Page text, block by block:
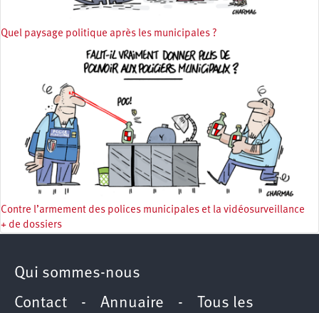
Quel paysage politique après les municipales ?
Contre l’armement des polices municipales et la vidéosurveillance
+ de dossiers
Qui sommes-nous
Contact - Annuaire -
Tous les